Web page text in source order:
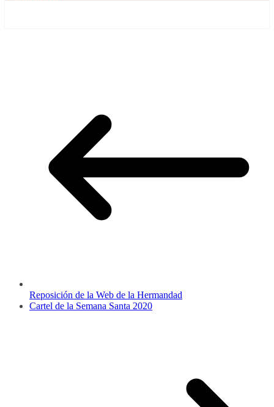
Reposición de la Web de la Hermandad
Cartel de la Semana Santa 2020